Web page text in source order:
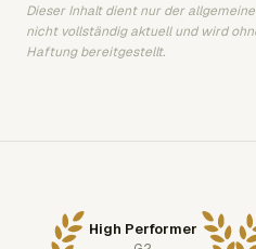
Dieser Inhalt dient nur der
nicht vollständig aktuell und wird
Haftung bereitgestellt.
High Performer